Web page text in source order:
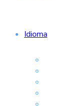
Idioma